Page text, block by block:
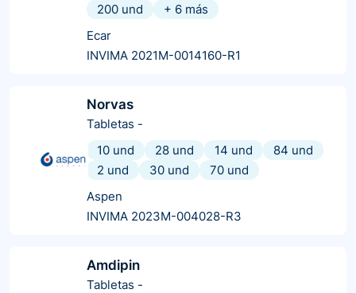
200 und
+ 6 más
Ecar
INVIMA 2021M-0014160-R1
Norvas
Tabletas -
10 und
28 und 14 und
84 und
2 und
30 und
70 und
Aspen
INVIMA 2023M-004028-R3
Amdipin
Tabletas -